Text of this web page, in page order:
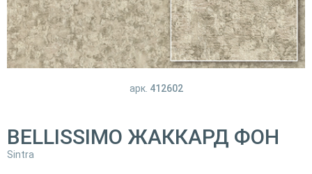
арк. 412602
BELLISSIMO ЖАККАРД ФОН
Sintra